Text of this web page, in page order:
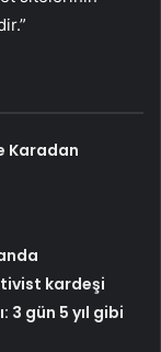
Karadan
kardeşi
3 gün 5 yıl gibi